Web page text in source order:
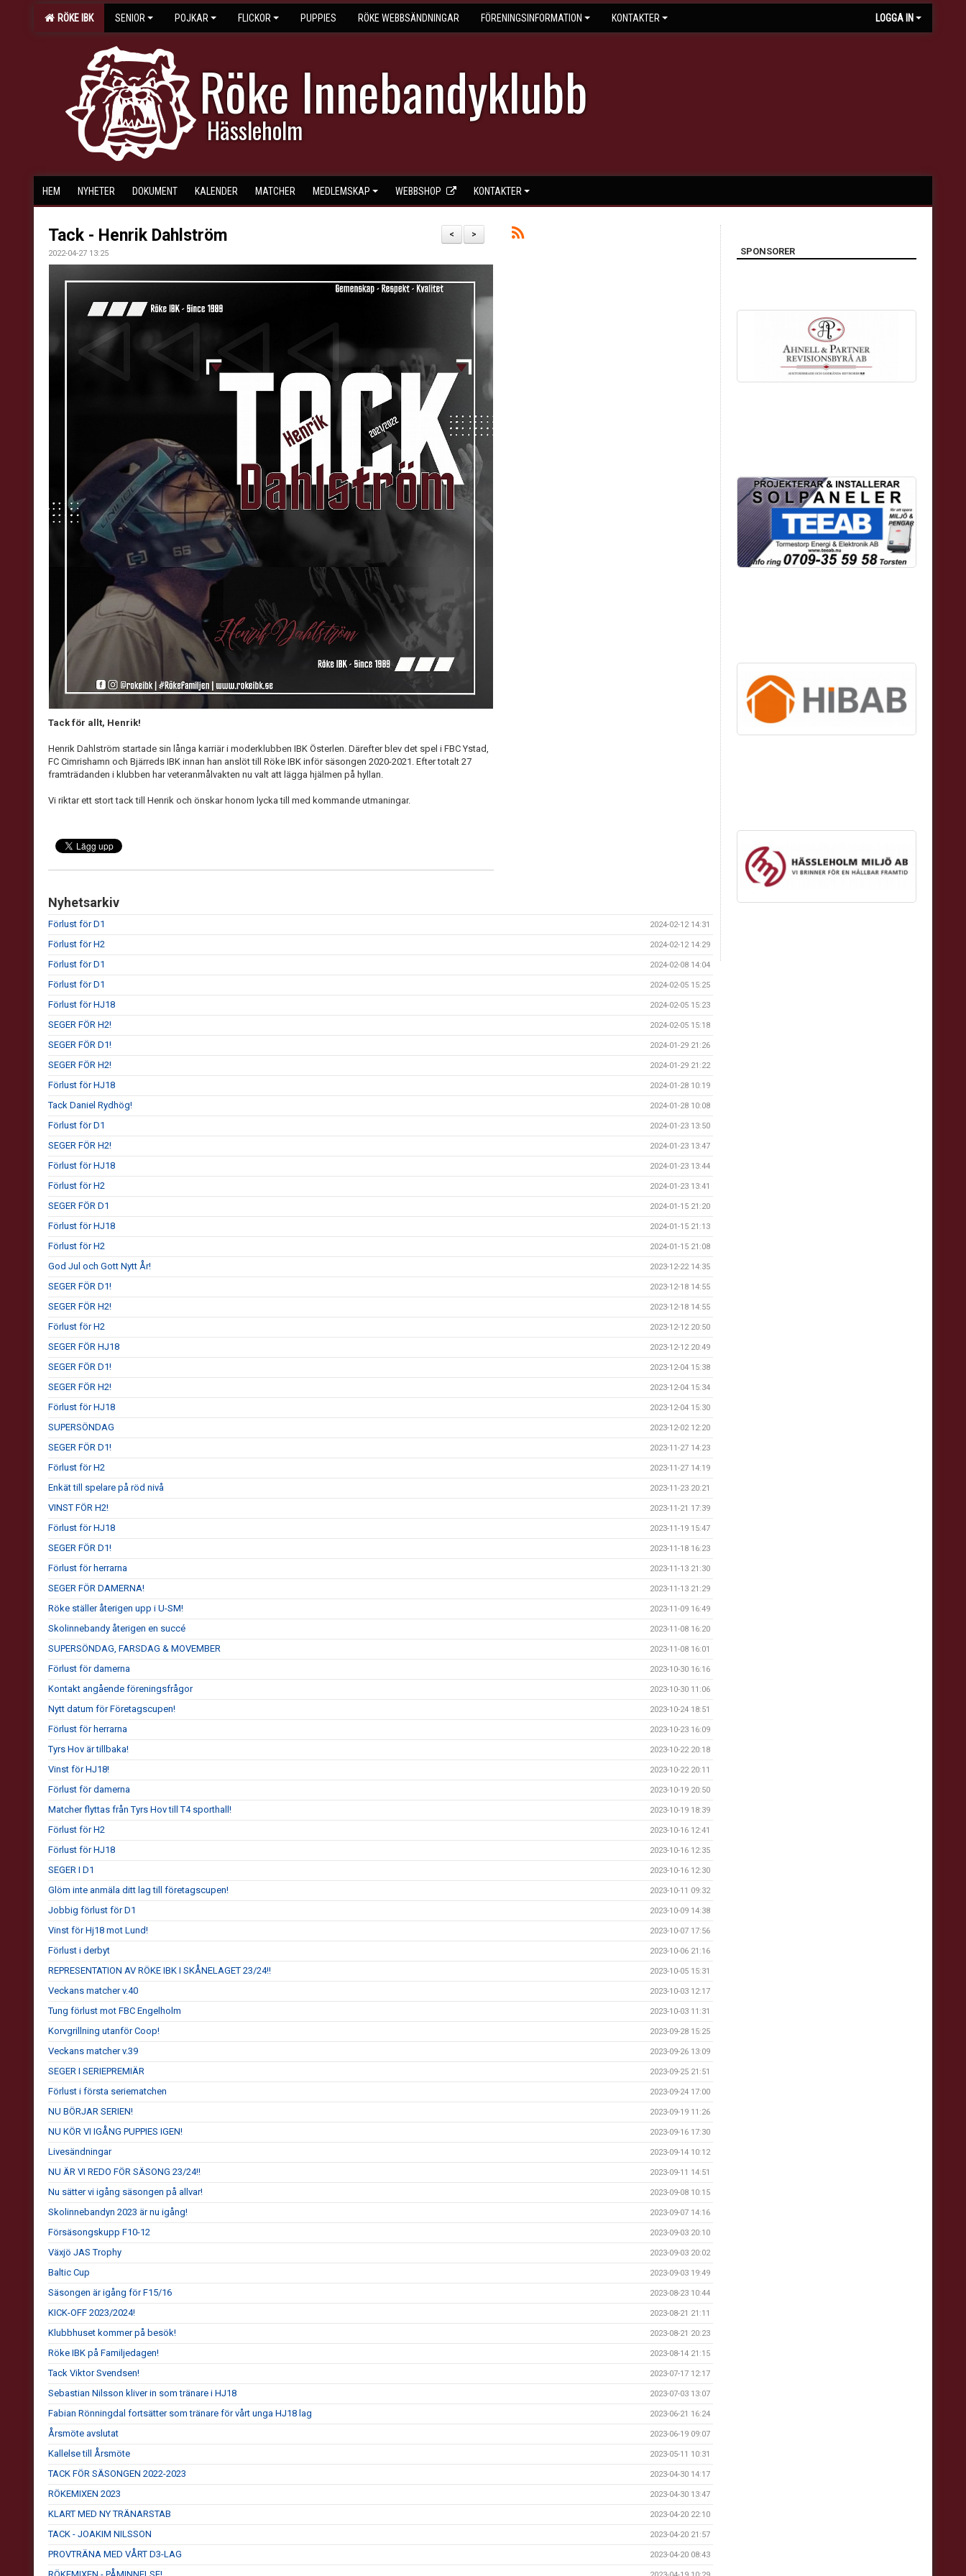
RÖKE IBK SENIOR POJKAR FLICKOR PUPPIES RÖKE WEBBSÄNDNINGAR FÖRENINGSINFORMATION KONTAKTER LOGGA IN
Röke Innebandyklubb
Hässleholm
HEM NYHETER DOKUMENT KALENDER MATCHER MEDLEMSKAP WEBBSHOP KONTAKTER
>
<
Tack - Henrik Dahlström
2022-04-27 13:25
Tack för allt, Henrik!
Henrik Dahlström startade sin långa karriär i moderklubben IBK Österlen. Därefter blev det spel i FBC Ystad,
FC Cimrishamn och Bjärreds IBK innan han anslöt till Röke IBK inför säsongen 2020-2021. Efter totalt 27
framträdanden i klubben har veteranmålvakten nu valt att lägga hjälmen på hyllan.
Vi riktar ett stort tack till Henrik och önskar honom lycka till med kommande utmaningar.
Nyhetsarkiv
Förlust för D1 2024-02-12 14:31
Förlust för H2 2024-02-12 14:29
Förlust för D1 2024-02-08 14:04
Förlust för D1 2024-02-05 15:25
Förlust för HJ18 2024-02-05 15:23
SEGER FÖR H2! 2024-02-05 15:18
SEGER FÖR D1! 2024-01-29 21:26
SEGER FÖR H2! 2024-01-29 21:22
Förlust för HJ18 2024-01-28 10:19
Tack Daniel Rydhög! 2024-01-28 10:08
Förlust för D1 2024-01-23 13:50
SEGER FÖR H2! 2024-01-23 13:47
Förlust för HJ18 2024-01-23 13:44
Förlust för H2 2024-01-23 13:41
SEGER FÖR D1 2024-01-15 21:20
Förlust för HJ18 2024-01-15 21:13
Förlust för H2 2024-01-15 21:08
God Jul och Gott Nytt År! 2023-12-22 14:35
SEGER FÖR D1! 2023-12-18 14:55
SEGER FÖR H2! 2023-12-18 14:55
Förlust för H2 2023-12-12 20:50
SEGER FÖR HJ18 2023-12-12 20:49
SEGER FÖR D1! 2023-12-04 15:38
SEGER FÖR H2! 2023-12-04 15:34
Förlust för HJ18 2023-12-04 15:30
SUPERSÖNDAG 2023-12-02 12:20
SEGER FÖR D1! 2023-11-27 14:23
Förlust för H2 2023-11-27 14:19
Enkät till spelare på röd nivå 2023-11-23 20:21
VINST FÖR H2! 2023-11-21 17:39
Förlust för HJ18 2023-11-19 15:47
SEGER FÖR D1! 2023-11-18 16:23
Förlust för herrarna 2023-11-13 21:30
SEGER FÖR DAMERNA! 2023-11-13 21:29
Röke ställer återigen upp i U-SM! 2023-11-09 16:49
Skolinnebandy återigen en succé 2023-11-08 16:20
SUPERSÖNDAG, FARSDAG & MOVEMBER 2023-11-08 16:01
Förlust för damerna 2023-10-30 16:16
Kontakt angående föreningsfrågor 2023-10-30 11:06
Nytt datum för Företagscupen! 2023-10-24 18:51
Förlust för herrarna 2023-10-23 16:09
Tyrs Hov är tillbaka! 2023-10-22 20:18
Vinst för HJ18! 2023-10-22 20:11
Förlust för damerna 2023-10-19 20:50
Matcher flyttas från Tyrs Hov till T4 sporthall! 2023-10-19 18:39
Förlust för H2 2023-10-16 12:41
Förlust för HJ18 2023-10-16 12:35
SEGER I D1 2023-10-16 12:30
Glöm inte anmäla ditt lag till företagscupen! 2023-10-11 09:32
Jobbig förlust för D1 2023-10-09 14:38
Vinst för Hj18 mot Lund! 2023-10-07 17:56
Förlust i derbyt 2023-10-06 21:16
REPRESENTATION AV RÖKE IBK I SKÅNELAGET 23/24!! 2023-10-05 15:31
Veckans matcher v.40 2023-10-03 12:17
Tung förlust mot FBC Engelholm 2023-10-03 11:31
Korvgrillning utanför Coop! 2023-09-28 15:25
Veckans matcher v.39 2023-09-26 13:09
SEGER I SERIEPREMIÄR 2023-09-25 21:51
Förlust i första seriematchen 2023-09-24 17:00
NU BÖRJAR SERIEN! 2023-09-19 11:26
NU KÖR VI IGÅNG PUPPIES IGEN! 2023-09-16 17:30
Livesändningar 2023-09-14 10:12
NU ÄR VI REDO FÖR SÄSONG 23/24!! 2023-09-11 14:51
Nu sätter vi igång säsongen på allvar! 2023-09-08 10:15
Skolinnebandyn 2023 är nu igång! 2023-09-07 14:16
Försäsongskupp F10-12 2023-09-03 20:10
Växjö JAS Trophy 2023-09-03 20:02
Baltic Cup 2023-09-03 19:49
Säsongen är igång för F15/16 2023-08-23 10:44
KICK-OFF 2023/2024! 2023-08-21 21:11
Klubbhuset kommer på besök! 2023-08-21 20:23
Röke IBK på Familjedagen! 2023-08-14 21:15
Tack Viktor Svendsen! 2023-07-17 12:17
Sebastian Nilsson kliver in som tränare i HJ18 2023-07-03 13:07
Fabian Rönningdal fortsätter som tränare för vårt unga HJ18 lag 2023-06-21 16:24
Årsmöte avslutat 2023-06-19 09:07
Kallelse till Årsmöte 2023-05-11 10:31
TACK FÖR SÄSONGEN 2022-2023 2023-04-30 14:17
RÖKEMIXEN 2023 2023-04-30 13:47
KLART MED NY TRÄNARSTAB 2023-04-20 22:10
TACK - JOAKIM NILSSON 2023-04-20 21:57
PROVTRÄNA MED VÅRT D3-LAG 2023-04-20 08:43
SPONSORER